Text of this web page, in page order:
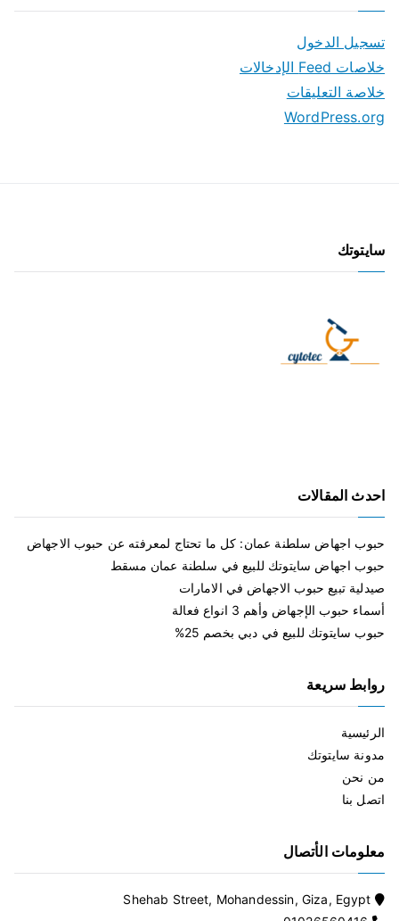
تسجيل الدخول
خلاصات Feed الإدخالات
خلاصة التعليقات
WordPress.org
سايتوتك
احدث المقالات
حبوب اجهاض سلطنة عمان: كل ما تحتاج لمعرفته عن حبوب الاجهاض
حبوب اجهاض سايتوتك للبيع في سلطنة عمان مسقط
صيدلية تبيع حبوب الاجهاض في الامارات
أسماء حبوب الإجهاض وأهم 3 انواع فعالة
حبوب سايتوتك للبيع في دبي بخصم 25%
روابط سريعة
الرئيسية
مدونة سايتوتك
من نحن
اتصل بنا
معلومات الأتصال